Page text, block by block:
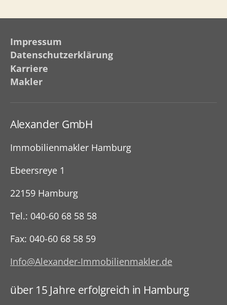
Impressum
Datenschutzerklärung
Karriere
Makler
Alexander GmbH
Immobilienmakler Hamburg
Ebeersreye 1
22159 Hamburg
Tel.: 040-60 68 58 58
Fax: 040-60 68 58 59
Info@Alexander-Immobilienmakler.de
über 15 Jahre erfolgreich in Hamburg